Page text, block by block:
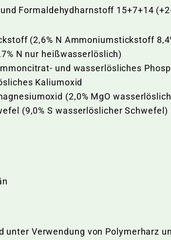
Formaldehydharnstoff 15+7+14
(2,6% N Ammoniumstickstoff
N nur heißwasserlöslich)
und wasserlösliches
Kaliumoxid
(2,0% MgO
(9,0% S wasserlöslicher Schwefel)
unter Verwendung von Polymerharz